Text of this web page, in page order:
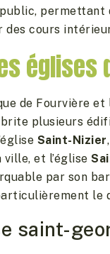
permettant
des cours
églises
de Fourvière
plusieurs
Saint-Nizier
ville, et l’église
par son
le
saint-